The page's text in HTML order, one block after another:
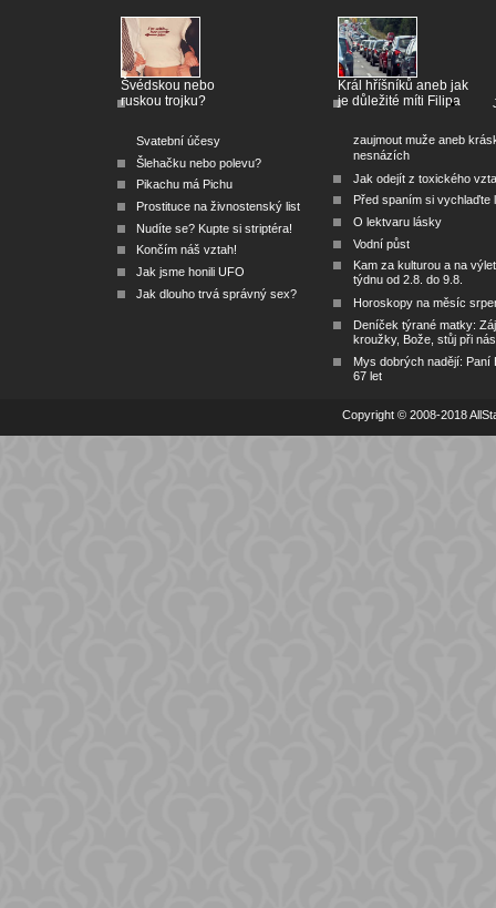
Švédskou nebo
ruskou trojku?
Svatební účesy
Šlehačku nebo polevu?
Pikachu má Pichu
Prostituce na živnostenský list
Nudíte se? Kupte si striptéra!
Končím náš vztah!
Jak jsme honili UFO
Jak dlouho trvá správný sex?
Král hříšníků aneb jak
je důležité míti Filipa
zaujmout muže aneb
nesnázích
Jak odejít z toxického
Před spaním si vychlaďte
O lektvaru lásky
Vodní půst
Kam za kulturou a na
týdnu od 2.8. do 9.8.
Horoskopy na měsíc
Deníček týrané matky:
kroužky, Bože, stůj při nás
Mys dobrých nadějí: Paní
67 let
Copyright © 2008-2018